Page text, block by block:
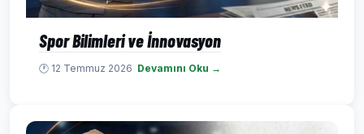
Spor Bilimleri ve İnnovasyon
🕐 12 Temmuz 2026 Devamını Oku →